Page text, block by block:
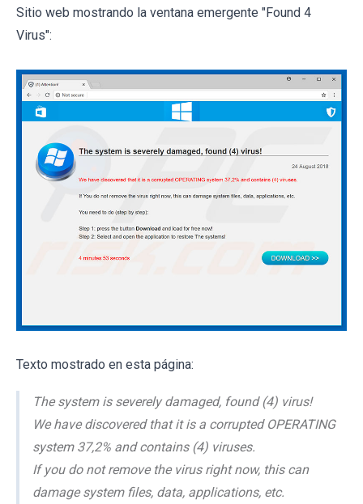
Sitio web mostrando la ventana emergente "Found 4
Virus":
Texto mostrado en esta página:
The system is severely damaged, found (4) virus!
We have discovered that it is a corrupted OPERATING
system 37,2% and contains (4) viruses.
If you do not remove the virus right now, this can
damage system files, data, applications, etc.